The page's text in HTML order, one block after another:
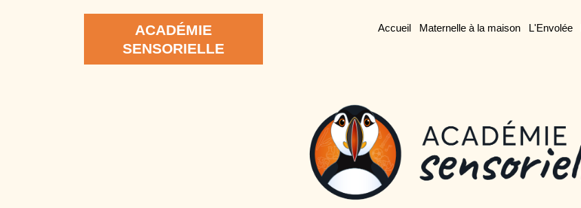
ACADÉMIE
SENSORIELLE
Accueil Maternelle à la maison L'Envolée